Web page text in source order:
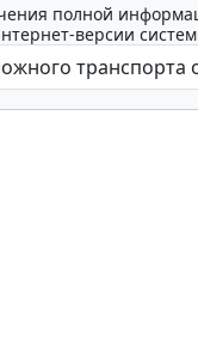
полной
версии